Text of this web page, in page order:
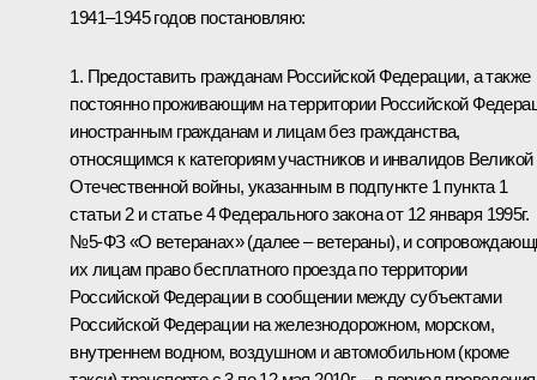
1941–1945 годов постановляю:
1. Предоставить гражданам Российской Федерации, а также
постоянно проживающим на территории Российской
иностранным гражданам и лицам без гражданства,
относящимся к категориям участников и инвалидов Великой
Отечественной войны, указанным в подпункте 1 пункта 1
статьи 2 и статье 4 Федерального закона от 12 января 1995г.
№5-ФЗ «О ветеранах» (далее – ветераны), и
их лицам право бесплатного проезда по территории
Российской Федерации в сообщении между субъектами
Российской Федерации на железнодорожном, морском,
внутреннем водном, воздушном и автомобильном (кроме